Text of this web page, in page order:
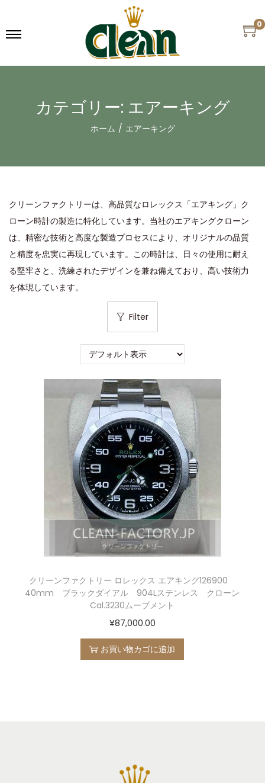
0
カテゴリー: エアーキング
ホーム / エアーキング
クリーンファクトリーは、高品質なロレックス「エアキング」ク
ローン時計の製造に特化しています。当社のエアキングクローン
は、精密な技術と高度な製造プロセスにより、オリジナルの品質
と精度を忠実に再現しています。この時計は、日々の使用に耐え
る堅牢さと、洗練されたデザインを兼ね備えており、高い技術力
を体現しています。
Filter
クリーンファクトリー ロレックス エアキング126900
40mm ブラックダイアル 904Lステンレス クローン
Cal.3230ムーブメント
¥87,000.00
お買い物カゴに追加